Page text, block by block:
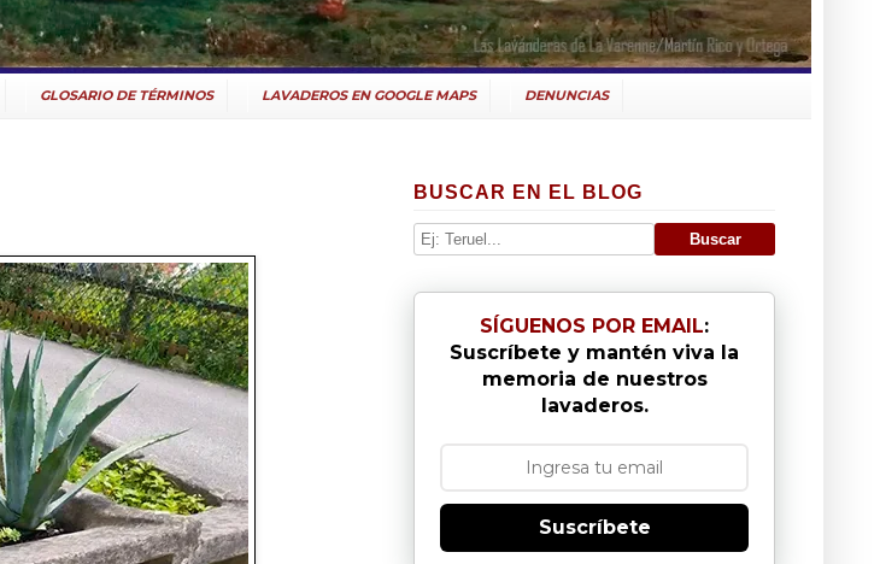
GLOSARIO DE TÉRMINOS LAVADEROS EN GOOGLE MAPS DENUNCIAS
BUSCAR EN EL BLOG
SÍGUENOS POR EMAIL:
Suscríbete y mantén viva la
memoria de nuestros
lavaderos.
Suscríbete